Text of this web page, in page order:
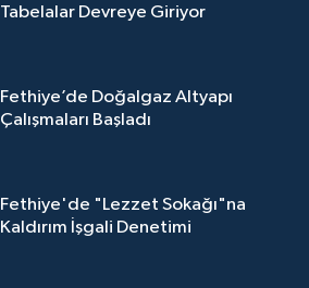
Tabelalar Devreye Giriyor
Fethiye’de Doğalgaz Altyapı
Çalışmaları Başladı
Fethiye'de "Lezzet Sokağı"na
Kaldırım İşgali Denetimi